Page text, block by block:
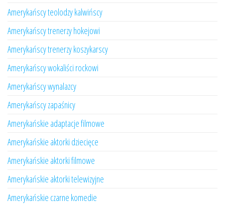
Amerykańscy teolodzy kalwińscy
Amerykańscy trenerzy hokejowi
Amerykańscy trenerzy koszykarscy
Amerykańscy wokaliści rockowi
Amerykańscy wynalazcy
Amerykańscy zapaśnicy
Amerykańskie adaptacje filmowe
Amerykańskie aktorki dziecięce
Amerykańskie aktorki filmowe
Amerykańskie aktorki telewizyjne
Amerykańskie czarne komedie